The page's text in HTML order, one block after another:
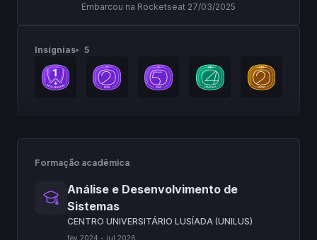
Embarcou na Rocketseat 27/03/2025
Insígnias 5
Formação acadêmica
Análise e Desenvolvimento de
Sistemas
CENTRO UNIVERSITÁRIO LUSÍADA (UNILUS)
fev 2024 - jul 2026